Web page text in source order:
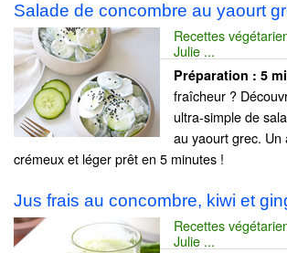
Salade de concombre au yaourt
Recettes
Julie ...
Préparation : 5
fraîcheur ?
ultra-simple de
au yaourt grec.
crémeux et léger prêt en 5 minutes !
Jus frais au concombre, kiwi et
Recettes
Julie ...